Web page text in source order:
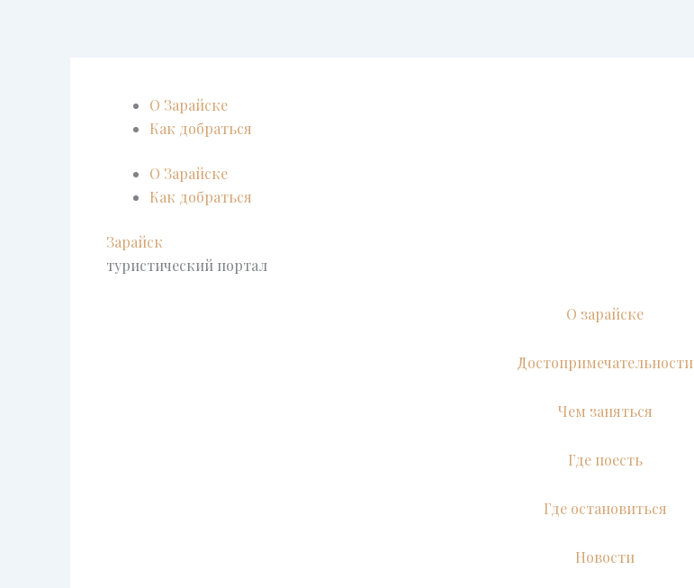
О Зарайске
Как добраться
О Зарайске
Как добраться
Зарайск
туристический портал
О зарайске
Достопримечательности
Чем заняться
Где поесть
Где остановиться
Новости